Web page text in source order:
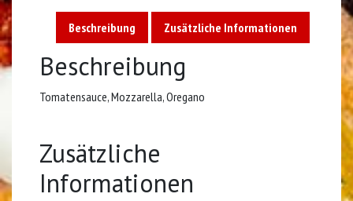
Beschreibung Zusätzliche Informationen
Beschreibung
Tomatensauce, Mozzarella, Oregano
Zusätzliche
Informationen